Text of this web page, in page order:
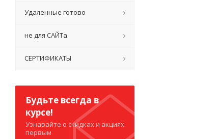
Удаленные готово
не для САЙТа
СЕРТИФИКАТЫ
Будьте всегда в
курсе!
Узнавайте о скидках и акциях
первым